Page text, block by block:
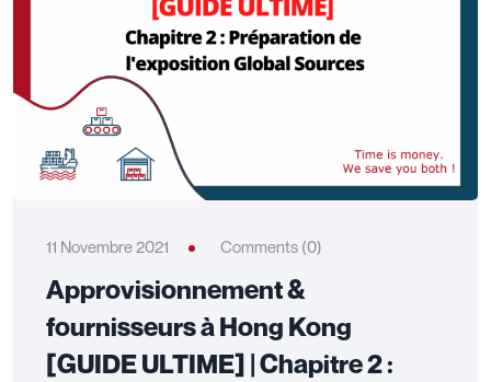
11 Novembre 2021 Comments (0)
Approvisionnement &
fournisseurs à Hong Kong
[GUIDE ULTIME] | Chapitre 2 :